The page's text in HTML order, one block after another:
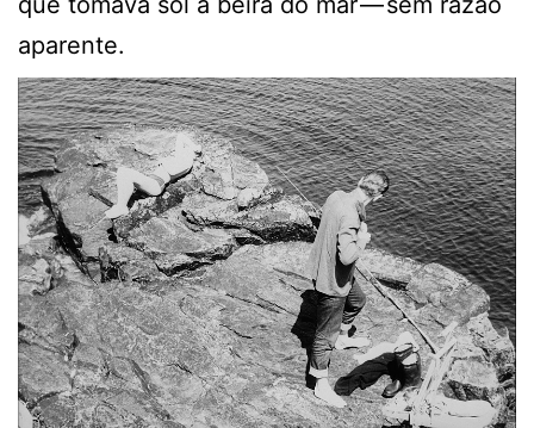
aparente.